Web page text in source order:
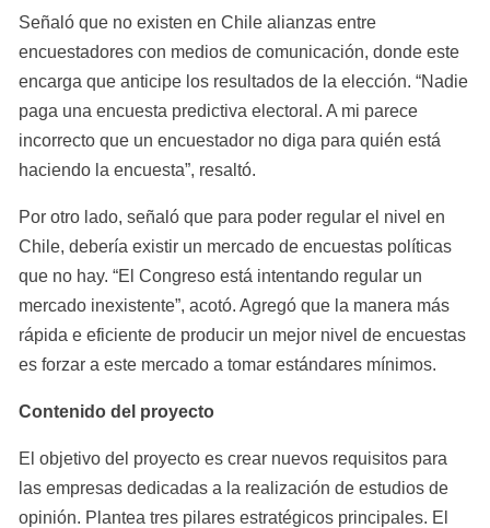
Señaló que no existen en Chile alianzas entre
encuestadores con medios de comunicación, donde este
encarga que anticipe los resultados de la elección. “Nadie
paga una encuesta predictiva electoral. A mi parece
incorrecto que un encuestador no diga para quién está
haciendo la encuesta”, resaltó.
Por otro lado, señaló que para poder regular el nivel en
Chile, debería existir un mercado de encuestas políticas
que no hay. “El Congreso está intentando regular un
mercado inexistente”, acotó. Agregó que la manera más
rápida e eficiente de producir un mejor nivel de encuestas
es forzar a este mercado a tomar estándares mínimos.
Contenido del proyecto
El objetivo del proyecto es crear nuevos requisitos para
las empresas dedicadas a la realización de estudios de
opinión. Plantea tres pilares estratégicos principales. El